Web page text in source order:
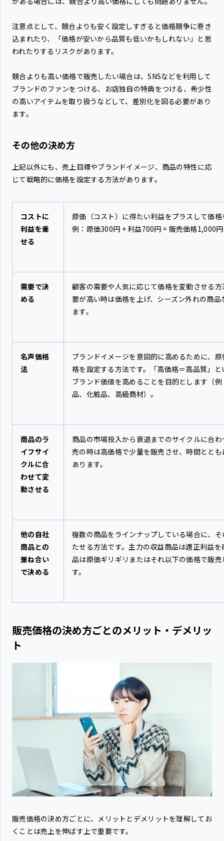
注意点として、競合よりも安く設定しすぎると価格競争に巻き
込まれたり、「価格が安いから品質も低いかもしれない」と思
われたりするリスクがあります。
競合よりも高い価格で販売したい場合は、SNSなどを利用して
ブランドのファンをつける、お店独自の特典をつける、希少性
の高いアイテムを取り扱うなどして、差別化を図る必要があり
ます。
その他の決め方
上記以外にも、売上目標やブランドイメージ、商品の特性に応
じて戦略的に価格を設定する方法があります。
コストに
利益を乗
せる
原価（コスト）に得たい利益をプラスして価
例：原価300円 + 利益700円 = 販売価格1,000円
需要で決
める
顧客の需要や人気に応じて価格を変動させる
要が高い時は価格を上げ、シーズン外れの商
ます。
名声価格
法
ブランドイメージを意図的に高めるために、
格を設定する方法です。「高価格＝高品質」
ブランド価値を高めることを目的とします（
品、化粧品、高級商材）。
商品のラ
イフサイ
クルに合
わせて変
動させる
商品の市場投入から衰退までのサイクルに合
売の時は高価格で少量を販売させ、時間とと
あります。
他の自社
商品との
兼ね合い
で決める
複数の商品をラインナップしている場合に、
たせる方法です。主力の収益商品は適正利益
品は原価ギリギリまたはそれ以下の価格で販
す。
販売価格の決め方ごとのメリット・デメリッ
ト
販売価格の決め方ごとに、メリットとデメリットを理解してお
くことは売上を伸ばす上で重要です。